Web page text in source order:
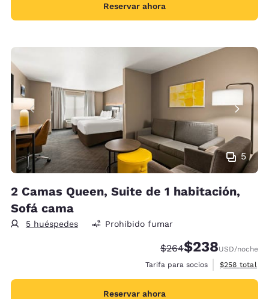
Reservar ahora
5
2 Camas Queen, Suite de 1 habitación,
Sofá cama
5 huéspedes Prohibido fumar
Precio tachado:
$264Precio con
$238USD/noche
Tarifa para socios
Ver detalles
$258 total
Reservar ahora